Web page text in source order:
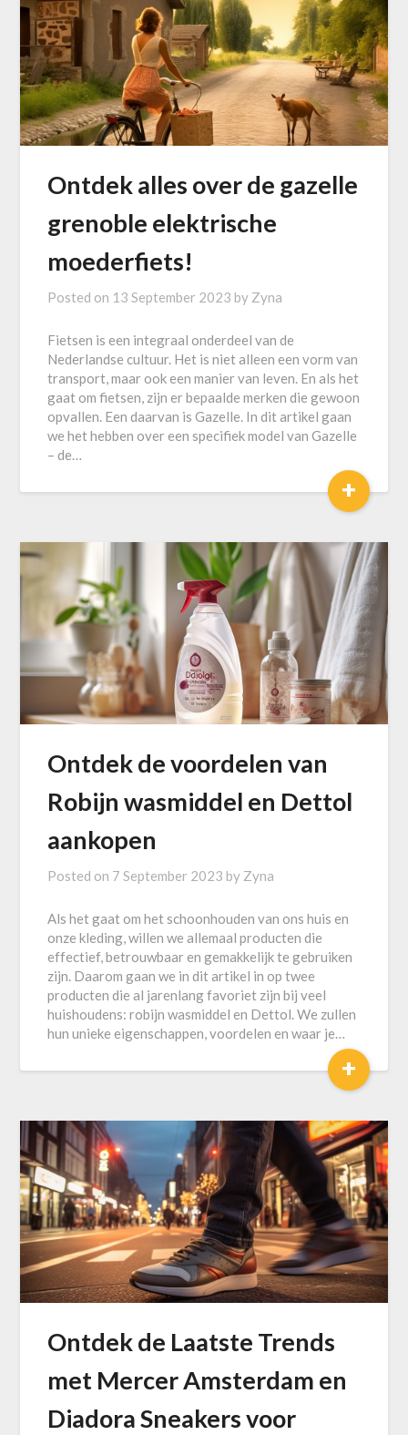
Ontdek alles over de gazelle
grenoble elektrische
moederfiets!
Posted on 13 September 2023 by Zyna
Fietsen is een integraal onderdeel van de
Nederlandse cultuur. Het is niet alleen een vorm van
transport, maar ook een manier van leven. En als het
gaat om fietsen, zijn er bepaalde merken die gewoon
opvallen. Een daarvan is Gazelle. In dit artikel gaan
we het hebben over een specifiek model van Gazelle
– de…
+
Ontdek de voordelen van
Robijn wasmiddel en Dettol
aankopen
Posted on 7 September 2023 by Zyna
Als het gaat om het schoonhouden van ons huis en
onze kleding, willen we allemaal producten die
effectief, betrouwbaar en gemakkelijk te gebruiken
zijn. Daarom gaan we in dit artikel in op twee
producten die al jarenlang favoriet zijn bij veel
huishoudens: robijn wasmiddel en Dettol. We zullen
hun unieke eigenschappen, voordelen en waar je…
+
Ontdek de Laatste Trends
met Mercer Amsterdam en
Diadora Sneakers voor